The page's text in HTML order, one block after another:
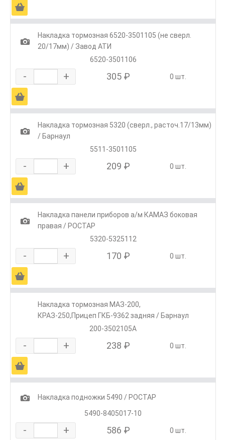
Ä
1
Накладка тормозная 6520-3501105 (не сверл.
20/17мм) / Завод АТИ
6520-3501106
- + 305 ₽ 0 шт.
Ä
1
Накладка тормозная 5320 (сверл., расточ.17/13мм)
/ Барнаул
5511-3501105
- + 209 ₽ 0 шт.
Ä
1
Накладка панели приборов а/м КАМАЗ боковая
правая / РОСТАР
5320-5325112
- + 170 ₽ 0 шт.
Ä
Накладка тормозная МАЗ-200,
КРАЗ-250,Прицеп ГКБ-9362 задняя / Барнаул
200-3502105А
- + 238 ₽ 0 шт.
Ä
1
Накладка подножки 5490 / РОСТАР
5490-8405017-10
- + 586 ₽ 0 шт.